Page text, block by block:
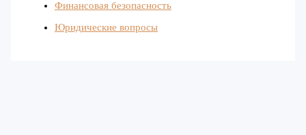
Финансовая безопасность
Юридические вопросы